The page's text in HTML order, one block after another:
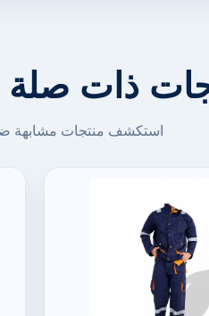
ذات صلة
استكشف منتجات مشابهة